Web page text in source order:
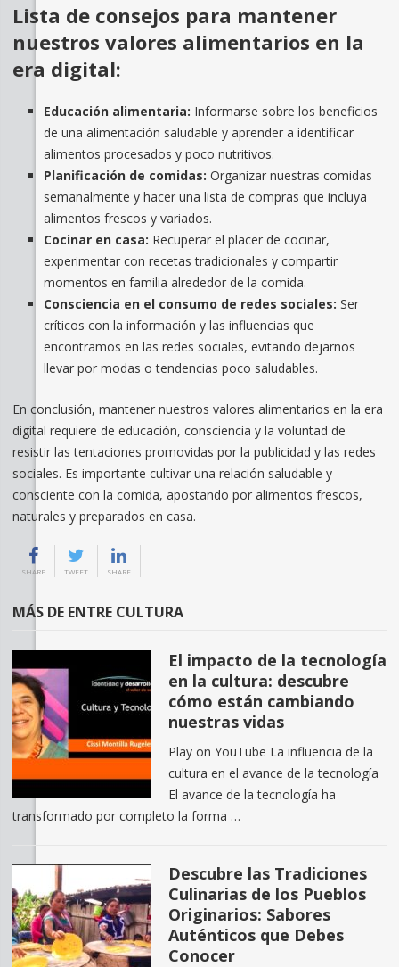
Lista de consejos para mantener
nuestros valores alimentarios en la
era digital:
Educación alimentaria: Informarse sobre los beneficios
de una alimentación saludable y aprender a identificar
alimentos procesados y poco nutritivos.
Planificación de comidas: Organizar nuestras comidas
semanalmente y hacer una lista de compras que incluya
alimentos frescos y variados.
Cocinar en casa: Recuperar el placer de cocinar,
experimentar con recetas tradicionales y compartir
momentos en familia alrededor de la comida.
Consciencia en el consumo de redes sociales: Ser
críticos con la información y las influencias que
encontramos en las redes sociales, evitando dejarnos
llevar por modas o tendencias poco saludables.
En conclusión, mantener nuestros valores alimentarios en la era
digital requiere de educación, consciencia y la voluntad de
resistir las tentaciones promovidas por la publicidad y las redes
sociales. Es importante cultivar una relación saludable y
consciente con la comida, apostando por alimentos frescos,
naturales y preparados en casa.
SHARE TWEET SHARE
MÁS DE ENTRE CULTURA
El impacto de la tecnología
en la cultura: descubre
cómo están cambiando
nuestras vidas
Play on YouTube La influencia de la
cultura en el avance de la tecnología
El avance de la tecnología ha
transformado por completo la forma …
Descubre las Tradiciones
Culinarias de los Pueblos
Originarios: Sabores
Auténticos que Debes
Conocer